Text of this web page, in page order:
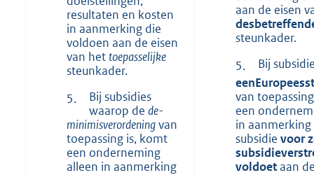
resultaten en kosten
in aanmerking die
voldoen aan de eisen
van hettoepasselijke
steunkader.
5.
Bij subsidies
waarop de de-
minimisverordeningvan
toepassing is, komt
een onderneming
alleen in aanmerking
aan de eisen
steunkader.
5.
Bij
eenEuropees
van
een
in
subsidie voor
voldoetaan